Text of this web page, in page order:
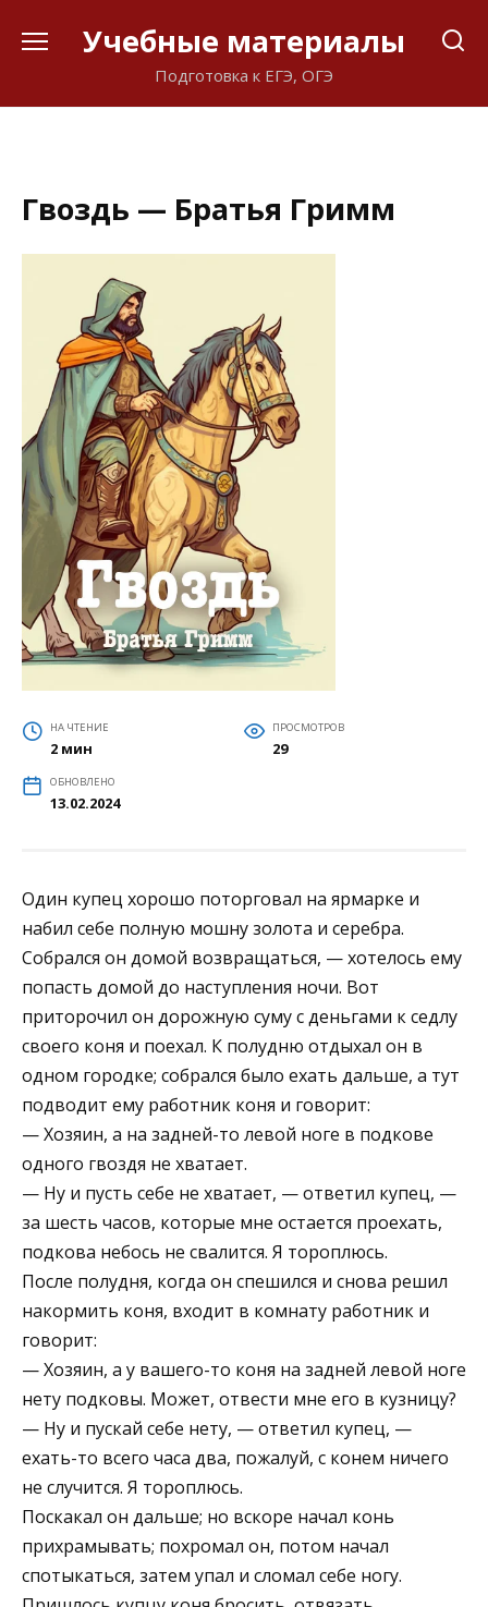
Учебные материалы
Подготовка к ЕГЭ, ОГЭ
Гвоздь — Братья Гримм
НА ЧТЕНИЕ
2 мин
ПРОСМОТРОВ
29
ОБНОВЛЕНО
13.02.2024
Один купец хорошо поторговал на ярмарке и
набил себе полную мошну золота и серебра.
Собрался он домой возвращаться, — хотелось ему
попасть домой до наступления ночи. Вот
приторочил он дорожную суму с деньгами к седлу
своего коня и поехал. К полудню отдыхал он в
одном городке; собрался было ехать дальше, а тут
подводит ему работник коня и говорит:
— Хозяин, а на задней-то левой ноге в подкове
одного гвоздя не хватает.
— Ну и пусть себе не хватает, — ответил купец, —
за шесть часов, которые мне остается проехать,
подкова небось не свалится. Я тороплюсь.
После полудня, когда он спешился и снова решил
накормить коня, входит в комнату работник и
говорит:
— Хозяин, а у вашего-то коня на задней левой ноге
нету подковы. Может, отвести мне его в кузницу?
— Ну и пускай себе нету, — ответил купец, —
ехать-то всего часа два, пожалуй, с конем ничего
не случится. Я тороплюсь.
Поскакал он дальше; но вскоре начал конь
прихрамывать; похромал он, потом начал
спотыкаться, затем упал и сломал себе ногу.